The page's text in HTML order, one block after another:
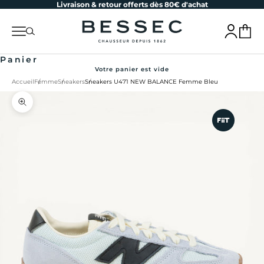
Passer au contenuLivraison & retour offerts dès 80€ d'achat
bessec-chaussures
MenuRecherche Connexion
Panier
Panier
Votre panier est vide
AccueilFemmeSneakersSneakers U471 NEW BALANCE Femme Bleu
Zoomer sur l'image